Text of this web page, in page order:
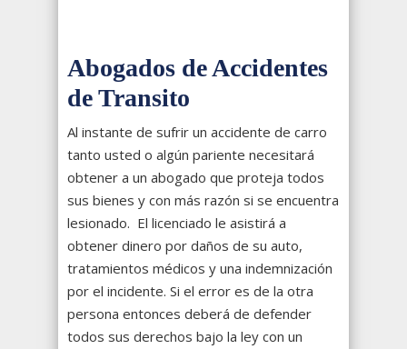
Abogados de Accidentes
de Transito
Al instante de sufrir un accidente de carro
tanto usted o algún pariente necesitará
obtener a un abogado que proteja todos
sus bienes y con más razón si se encuentra
lesionado. El licenciado le asistirá a
obtener dinero por daños de su auto,
tratamientos médicos y una indemnización
por el incidente. Si el error es de la otra
persona entonces deberá de defender
todos sus derechos bajo la ley con un